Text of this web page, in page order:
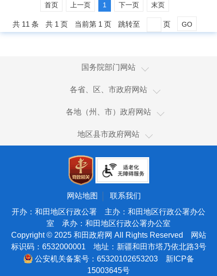
首页 上一页 1 下一页 末页
共 11 条 共 1 页 当前第 1 页 跳转至 页 GO
国务院部门网站
国家国际发展合作署
国家体育总局
国家广播电视总局
海关总署
国务院国有资产监督管理委员会
国家海洋局
国家原子能机构
国家航天局
国家外国专家局
国家语言文字工作委员会
各省、区、市政府网站
新疆
澳门
台湾
新疆生产建设兵团
天津
北京
宁夏
青海
甘肃
陕西
西藏
云南
各地（州、市）政府网站
乌鲁木齐市
塔城地区
博尔塔拉蒙古自治州
昌吉回族自治州
吐鲁番市
哈密市
巴音郭楞蒙古自治州
阿克苏地区
克孜勒苏柯尔克孜自治州
地区县市政府网站
和田市
和田县
皮山县
墨玉县
洛浦县
策勒县
于田县
民丰县
网站地图
联系我们
开办：和田地区行政公署 主办：和田地区行政公署办公
室 承办：和田地区行政公署办公室
Copyright © 2025 和田政府网 All Rights Reserved 网站
标识码：6532000001 地址：新疆和田市塔乃依北路3号
公安机关备案号：65320102653203
新ICP备
15003645号